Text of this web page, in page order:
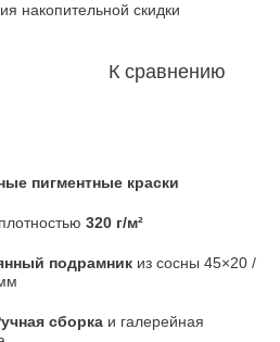
накопительной скидки
К сравнению
пигментные краски
плотностью 320 г/м²
подрамник из сосны 45×20 /
сборка и галерейная